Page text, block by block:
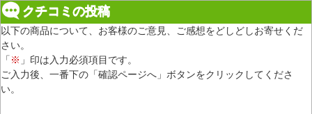
クチコミの投稿
以下の商品について、お客様のご意見、ご感想をどしどしお寄せくだ
さい。
「※ 」印は入力必須項目です。
ご入力後、一番下の「確認ページへ」ボタンをクリックしてくださ
い。